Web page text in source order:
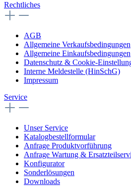
Rechtliches
AGB
Allgemeine Verkaufsbedingungen
Allgemeine Einkaufsbedingungen
Datenschutz & Cookie-
Interne Meldestelle (HinSchG)
Impressum
Service
Unser Service
Katalogbestellformular
Anfrage Produktvorführung
Anfrage Wartung &
Konfigurator
Sonderlösungen
Downloads